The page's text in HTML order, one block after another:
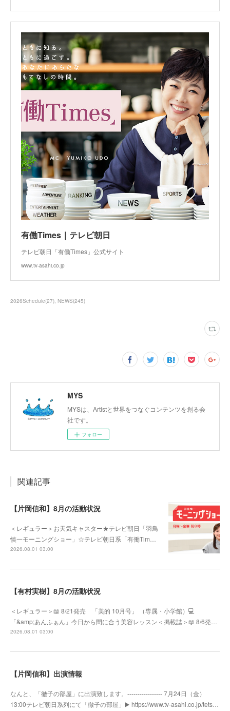
有働Times｜テレビ朝日
テレビ朝日「有働Times」公式サイト
www.tv-asahi.co.jp
2026Schedule(27) NEWS(245)
MYS
MYSは、Artistと世界をつなぐコンテンツを創る会
社です。
フォロー
関連記事
【片岡信和】8月の活動状況
＜レギュラー＞お天気キャスター★テレビ朝日「羽鳥
慎一モーニングショー」☆テレビ朝日系「有働Tim…
2026.08.01 03:00
【有村実樹】8月の活動状況
＜レギュラー＞📖 8/21発売 「美的 10月号」 （専属・小学館）💻
「&amp;あんふぁん」今日から間に合う美容レッスン＜掲載誌＞📖 8/6発…
2026.08.01 03:00
【片岡信和】出演情報
なんと、「徹子の部屋」に出演致します。----------------- 7月24日（金）
13:00テレビ朝日系列にて「徹子の部屋」▶️ https://www.tv-asahi.co.jp/tets…